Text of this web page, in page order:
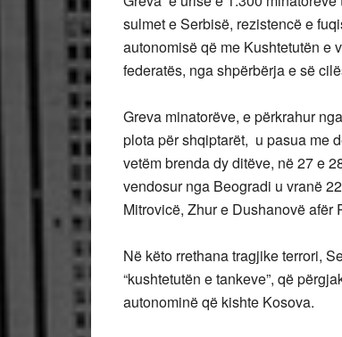
sulmet e Serbisë, rezistencë e
autonomisë që me Kushtetutën e
federatës, nga shpërbërja e së
Greva minatorëve, e përkrahur
plota për shqiptarët, u pasua me
vetëm brenda dy ditëve, në 27 e
vendosur nga Beogradi u vranë
Mitrovicë, Zhur e Dushanovë afër
Në këto rrethana tragjike terrori,
“kushtetutën e tankeve”, që
autonominë që kishte Kosova.